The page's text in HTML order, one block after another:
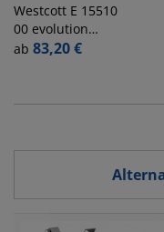
Westcott E 15510
00 evolution
Spitzmaschine
ab 83,20 €